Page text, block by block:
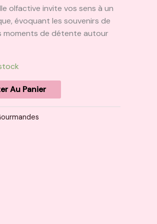
olfactive invite vos sens à un
évoquant les souvenirs de
moments de détente autour
Au Panier